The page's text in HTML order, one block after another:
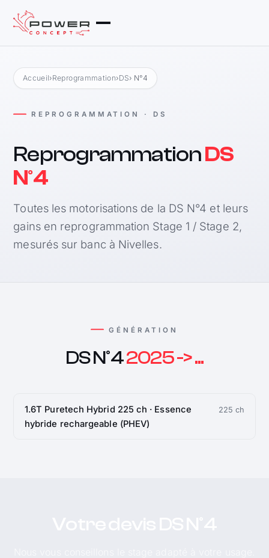
Accueil›Reprogrammation›DS› N°4
REPROGRAMMATION · DS
ReprogrammationDS
N°4
Toutes les motorisations de la DS N°4 et leurs
gains en reprogrammation Stage 1 / Stage 2,
mesurés sur banc à Nivelles.
GÉNÉRATION
DS N°42025 -> ...
1.6T Puretech Hybrid 225 ch · Essence
hybride rechargeable (PHEV)
225 ch